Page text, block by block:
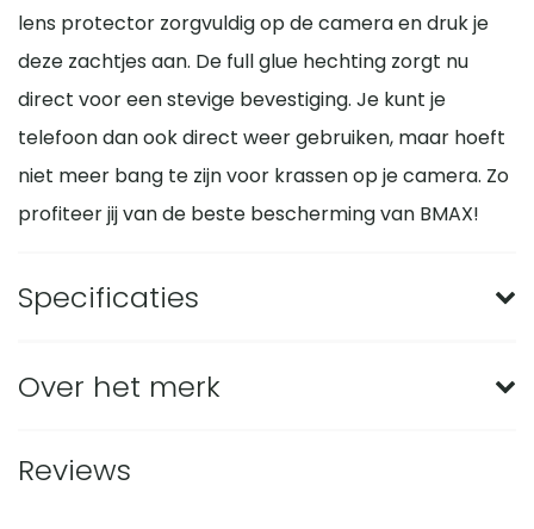
lens protector zorgvuldig op de camera en druk je
deze zachtjes aan. De full glue hechting zorgt nu
direct voor een stevige bevestiging. Je kunt je
telefoon dan ook direct weer gebruiken, maar hoeft
niet meer bang te zijn voor krassen op je camera. Zo
profiteer jij van de beste bescherming van BMAX!
Specificaties
Geschikt voor merk
Over het merk
je voor de beste bescherming van je telefoon. Je
Reviews